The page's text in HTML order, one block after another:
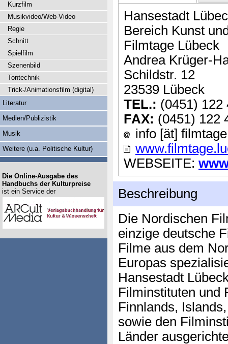
Hansestadt
Bereich Kunst
Filmtage Lübeck
Andrea Krüger-
Schildstr. 12
23539 Lübeck
TEL.: (0451) 122
FAX: (0451) 122
info [ät]
WEBSEITE:
Beschreibung
Die Nordischen
einzige deutsche
Filme aus dem
Europas
Hansestadt
Filminstituten und
Finnlands,
sowie den
Länder
Kurzfilm
Musikvideo/Web-Video
Regie
Schnitt
Spielfilm
Szenenbild
Tontechnik
Trick-/Animationsfilm (digital)
Literatur
Medien/Publizistik
Musik
Weitere (u.a. Politische Kultur)
Die Online-Ausgabe des
Handbuchs der Kulturpreise
ist ein Service der